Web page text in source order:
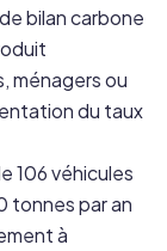
bilan carbone
ménagers ou
du taux
106 véhicules
tonnes par an
à